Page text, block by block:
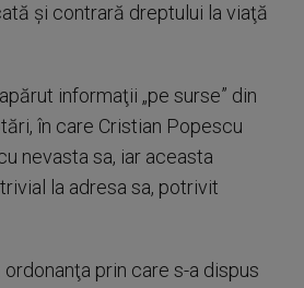
şi contrară dreptului la viaţă
informaţii „pe surse” din
în care Cristian Popescu
nevasta sa, iar aceasta
la adresa sa, potrivit
prin care s-a dispus